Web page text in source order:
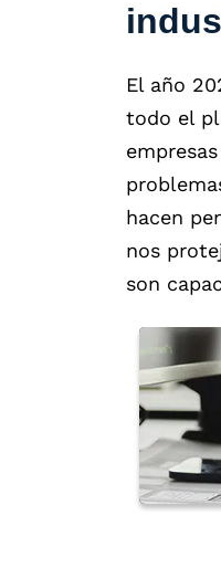
El año
todo el
hacen
nos
son